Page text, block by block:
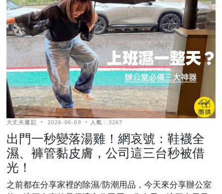
大丈夫週記 • 2026-06-09 • 人氣 : 3267
出門一秒變落湯雞！網哀號：鞋襪全
濕、褲管黏皮膚，公司這三台秒被借
光！
之前都在分享家裡的除濕/防潮用品，今天來分享辦公室